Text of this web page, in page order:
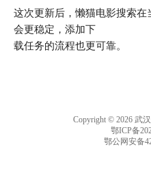
了。 --- ## 四、开始使用：念咒语 ### 第一句咒
语 跟你的小龙猫说： ``` 加载懒猫电影技能。 ```
小龙猫会回复确认技能已加载，
功能就上线了。 ### 第二句咒语 直接说出你想看
后，会做以下事情： **1. 搜索资源**：自动搜索
YTS 等电影资源站，找到匹配的片源
这次更新后，懒猫电影搜索在
会更稳定，添加下
载任务的流程也更可靠。
Copyright © 2026 武
鄂ICP备
鄂公网安备